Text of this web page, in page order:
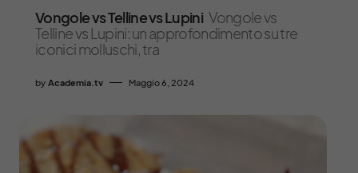
Vongole vs Telline vs Lupini Vongole vs
Telline vs Lupini: un approfondimento su tre
iconici molluschi, tra
by Academia.tv Maggio 6, 2024